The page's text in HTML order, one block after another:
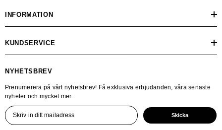
INFORMATION
KUNDSERVICE
NYHETSBREV
Prenumerera på vårt nyhetsbrev! Få exklusiva erbjudanden, våra senaste
nyheter och mycket mer.
Skicka